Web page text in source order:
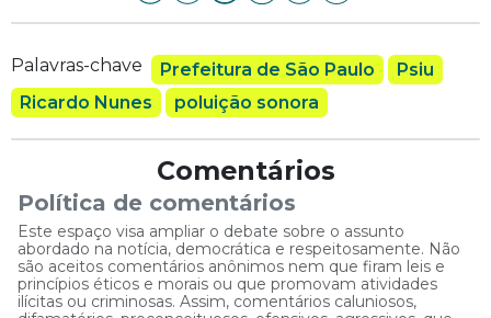
Palavras-chave Prefeitura de São Paulo
Psiu
Ricardo Nunes
poluição sonora
Comentários
Política de comentários
Este espaço visa ampliar o debate sobre o assunto
abordado na notícia, democrática e respeitosamente. Não
são aceitos comentários anônimos nem que firam leis e
princípios éticos e morais ou que promovam atividades
ilícitas ou criminosas. Assim, comentários caluniosos,